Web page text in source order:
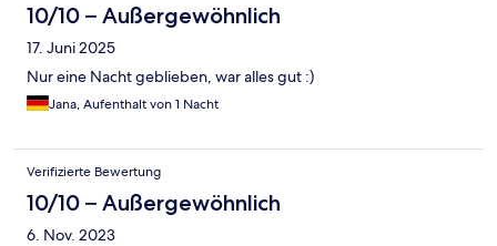
10/10 – Außergewöhnlich
17. Juni 2025
Nur eine Nacht geblieben, war alles gut :)
Jana, Aufenthalt von 1 Nacht
Verifizierte Bewertung
10/10 – Außergewöhnlich
6. Nov. 2023